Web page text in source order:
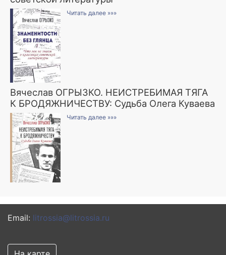
Читать далее »»»
Вячеслав ОГРЫЗКО. НЕИСТРЕБИМАЯ ТЯГА
К БРОДЯЖНИЧЕСТВУ: Судьба Олега Куваева
Читать далее »»»
Email: litrossia@litrossia.ru